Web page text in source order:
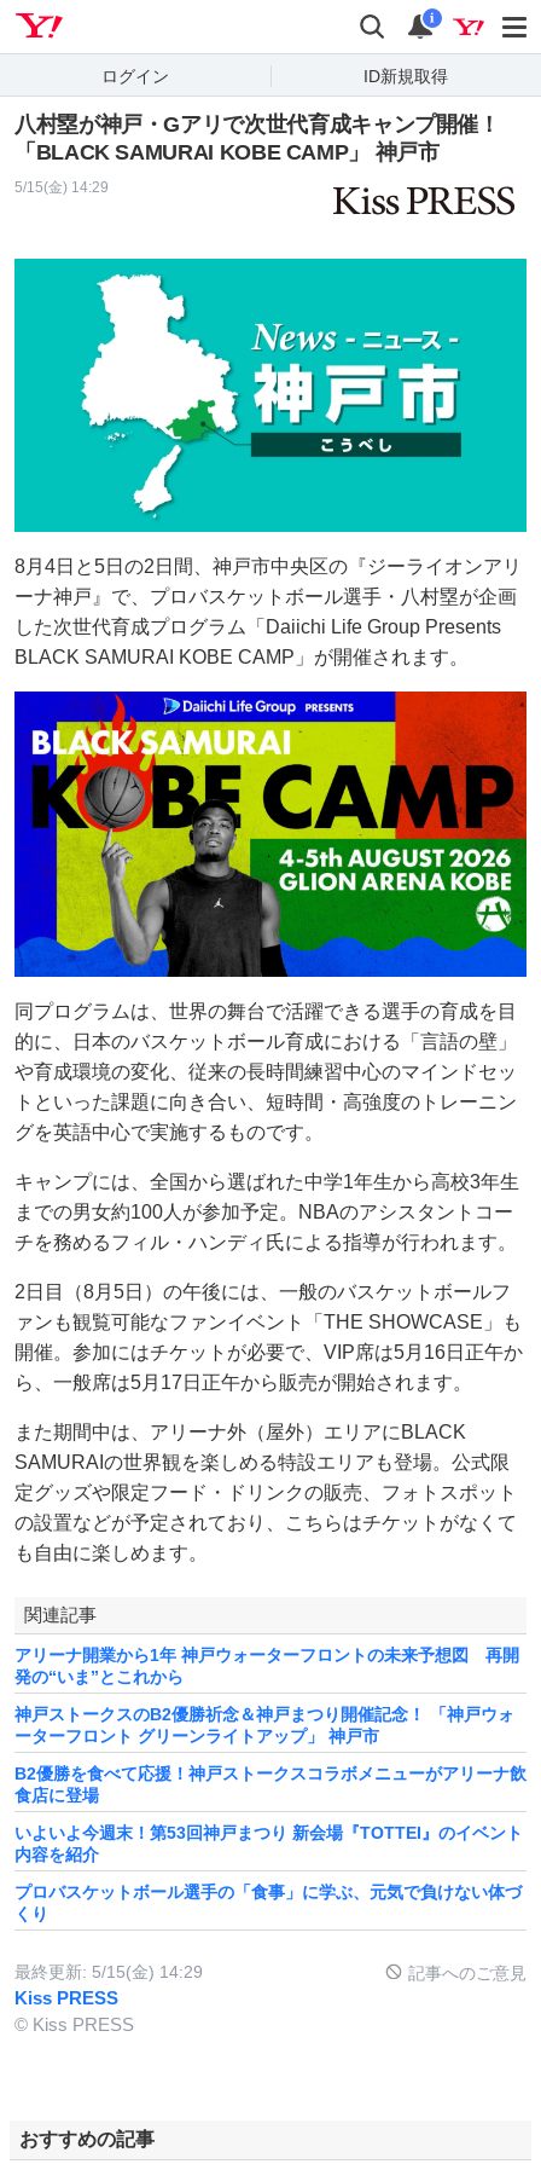
検索 通知
i
ログイン ID新規取得
八村塁が神戸・Gアリで次世代育成キャンプ開催！
「BLACK SAMURAI KOBE CAMP」 神戸市
5/15(金) 14:29
8月4日と5日の2日間、神戸市中央区の『ジーライオンアリ
ーナ神戸』で、プロバスケットボール選手・八村塁が企画
した次世代育成プログラム「Daiichi Life Group Presents
BLACK SAMURAI KOBE CAMP」が開催されます。
同プログラムは、世界の舞台で活躍できる選手の育成を目
的に、日本のバスケットボール育成における「言語の壁」
や育成環境の変化、従来の長時間練習中心のマインドセッ
トといった課題に向き合い、短時間・高強度のトレーニン
グを英語中心で実施するものです。
キャンプには、全国から選ばれた中学1年生から高校3年生
までの男女約100人が参加予定。NBAのアシスタントコー
チを務めるフィル・ハンディ氏による指導が行われます。
2日目（8月5日）の午後には、一般のバスケットボールフ
ァンも観覧可能なファンイベント「THE SHOWCASE」も
開催。参加にはチケットが必要で、VIP席は5月16日正午か
ら、一般席は5月17日正午から販売が開始されます。
また期間中は、アリーナ外（屋外）エリアにBLACK
SAMURAIの世界観を楽しめる特設エリアも登場。公式限
定グッズや限定フード・ドリンクの販売、フォトスポット
の設置などが予定されており、こちらはチケットがなくて
も自由に楽しめます。
関連記事
アリーナ開業から1年 神戸ウォーターフロントの未来予想図 再開
発の“いま”とこれから
神戸ストークスのB2優勝祈念＆神戸まつり開催記念！ 「神戸ウォ
ーターフロント グリーンライトアップ」 神戸市
B2優勝を食べて応援！神戸ストークスコラボメニューがアリーナ飲
食店に登場
いよいよ今週末！第53回神戸まつり 新会場『TOTTEI』のイベント
内容を紹介
プロバスケットボール選手の「食事」に学ぶ、元気で負けない体づ
くり
最終更新: 5/15(金) 14:29 記事へのご意見
Kiss PRESS
© Kiss PRESS
おすすめの記事